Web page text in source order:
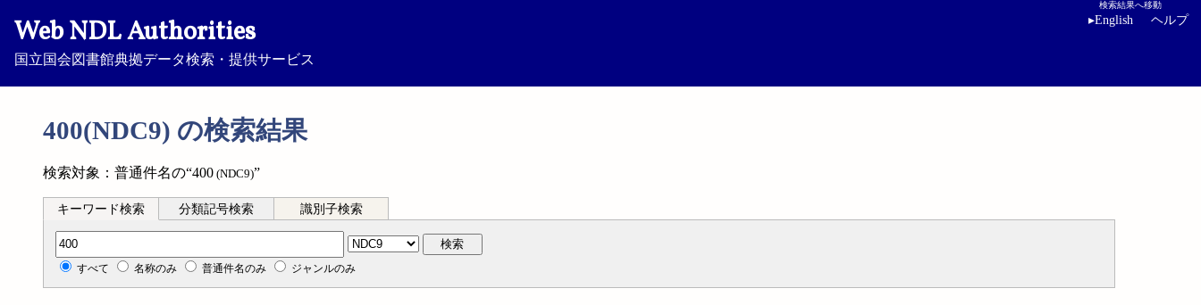
Web NDL Authorities
国立国会図書館典拠データ検索・提供サービス
検索結果へ移動
▸English ヘルプ
400(NDC9) の検索結果
検索対象：普通件名の“400 (NDC9)”
キーワード検索 分類記号検索 識別子検索
分類記号検索 検索
すべて 名称のみ 普通件名のみ ジャンルのみ